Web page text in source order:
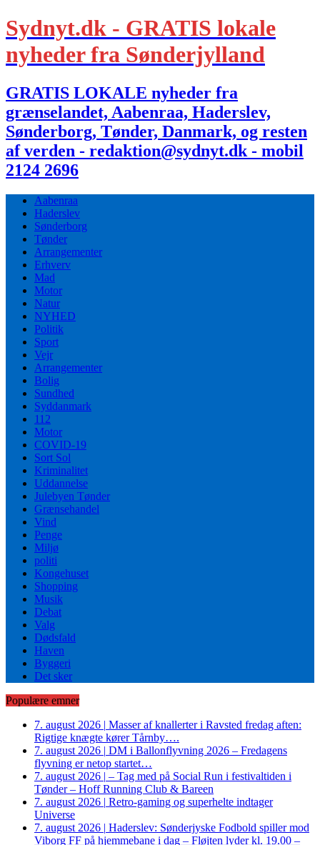
Sydnyt.dk - GRATIS lokale
nyheder fra Sønderjylland
GRATIS LOKALE nyheder fra
grænselandet, Aabenraa, Haderslev,
Sønderborg, Tønder, Danmark, og resten
af verden - redaktion@sydnyt.dk - mobil
2124 2696
Aabenraa
Haderslev
Sønderborg
Tønder
Arrangementer
Erhverv
Mad
Motor
Natur
NYHED
Politik
Sport
Vejr
Arrangementer
Bolig
Sundhed
Syddanmark
112
Motor
COVID-19
Sort Sol
Kriminalitet
Uddannelse
Julebyen Tønder
Grænsehandel
Vind
Penge
Miljø
politi
Kongehuset
Shopping
Musik
Debat
Valg
Dødsfald
Haven
Byggeri
Det sker
Populære emner
7. august 2026 | Masser af knallerter i Ravsted fredag aften:
Rigtige knægte kører Tårnby….
7. august 2026 | DM i Ballonflyvning 2026 – Fredagens
flyvning er netop startet…
7. august 2026 | – Tag med på Social Run i festivaltiden i
Tønder – Hoff Running Club & Bareen
7. august 2026 | Retro-gaming og superhelte indtager
Universe
7. august 2026 | Haderslev: Sønderjyske Fodbold spiller mod
Viborg FF på hjemmebane i dag – Fløjten lyder kl. 19.00 –